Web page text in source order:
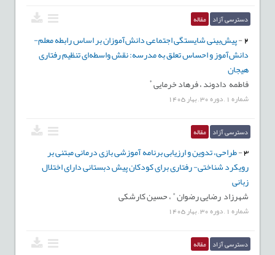
به نام آقای محمد حسین عبداللهی
دسترسی آزاد مقاله
2
-پیش‌بینی شایستگی اجتماعی دانش‌آموزان بر اساس رابطه معلم-
دانش‌آموز و احساس تعلق به مدرسه: نقش واسطه‌ای تنظیم رفتاری
هیجان
فاطمه دادوند ،فرهاد خرمایی
شماره1 دوره30
,بهار1405
دسترسی آزاد مقاله
3
-طراحی، تدوین و ارزیابی برنامه آموزشی بازی درمانی مبتنی بر
رویکرد شناختی- رفتاری برای کودکان پیش دبستانی دارای اختلال
زبانی
شهرزاد رضایی رضوان ،حسین کارشکی
شماره1 دوره30
,بهار1405
دسترسی آزاد مقاله